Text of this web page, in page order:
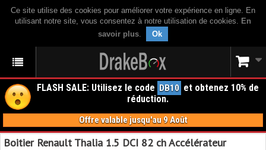
Ce site utilise des cookies pour améliorer votre expérience en ligne. En
utilisant notre site, vous consentez à notre utilisation de cookies. En
savoir plus. Ok
FLASH SALE: Utilisez le code DB10 et obtenez 10% de
réduction.
Offre valable jusqu'au 9 Août
Boitier Renault Thalia 1.5 DCI 82 ch Accélérateur